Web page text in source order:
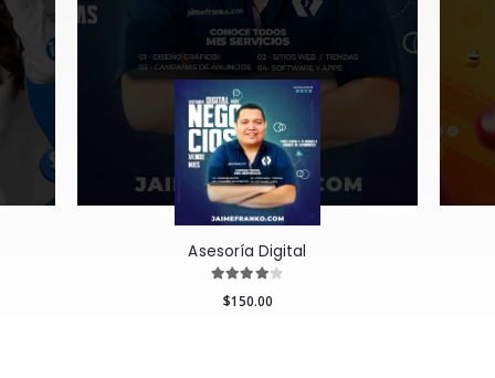
Asesoría Digital
$150.00